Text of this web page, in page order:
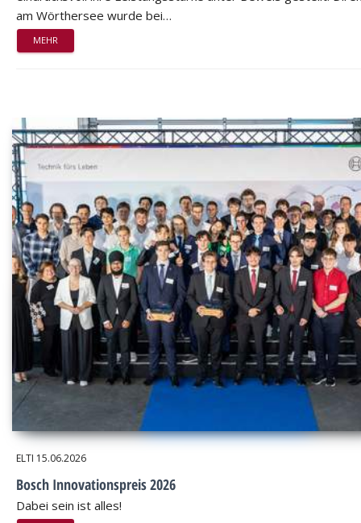
am Wörthersee wurde bei…
MEHR
ELTI 15.06.2026
Bosch Innovationspreis 2026
Dabei sein ist alles!